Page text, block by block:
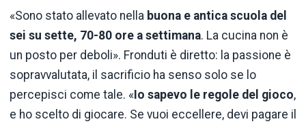
«Sono stato allevato nella buona e antica scuola del
sei su sette, 70-80 ore a settimana. La cucina non è
un posto per deboli». Fronduti è diretto: la passione è
sopravvalutata, il sacrificio ha senso solo se lo
percepisci come tale. «Io sapevo le regole del gioco,
e ho scelto di giocare. Se vuoi eccellere, devi pagare il